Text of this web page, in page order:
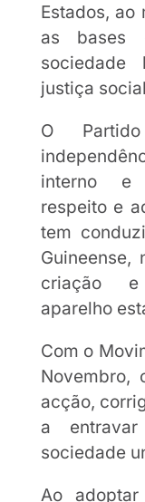
Estados, ao
as bases
justiça
O
interno e
respeito e
tem
Guineense,
criação e
aparelho
Com o
Novembro,
acção,
a
sociedade
Ao